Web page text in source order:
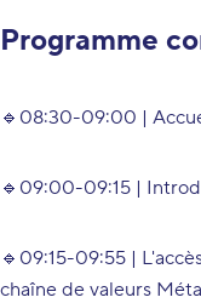
Programme
🔹08:30-09:00 |
🔹09:00-09:15 |
🔹09:15-09:55 |
chaîne de valeurs